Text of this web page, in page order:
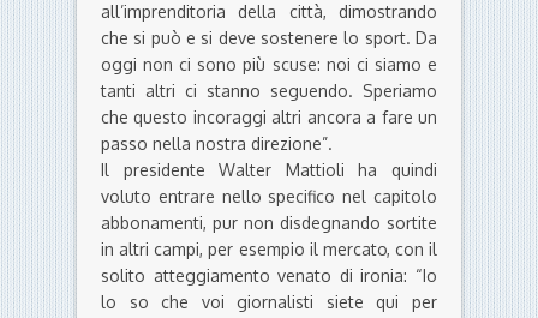
all’imprenditoria della città, dimostrando
che si può e si deve sostenere lo sport. Da
oggi non ci sono più scuse: noi ci siamo e
tanti altri ci stanno seguendo. Speriamo
che questo incoraggi altri ancora a fare un
passo nella nostra direzione”.
Il presidente Walter Mattioli ha quindi
voluto entrare nello specifico nel capitolo
abbonamenti, pur non disdegnando sortite
in altri campi, per esempio il mercato, con il
solito atteggiamento venato di ironia: “Io
lo so che voi giornalisti siete qui per